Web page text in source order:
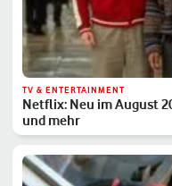
TV & ENTERTAINMENT
Netflix: Neu im August
und mehr